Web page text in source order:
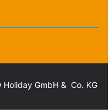
Holiday GmbH & Co. KG